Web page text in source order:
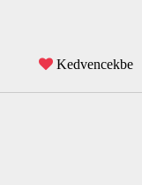
Kedvencekbe